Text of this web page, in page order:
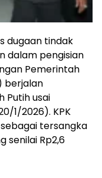
dugaan tindak
dalam pengisian
Pemerintah
berjalan
Putih usai
1/2026). KPK
tersangka
senilai Rp2,6